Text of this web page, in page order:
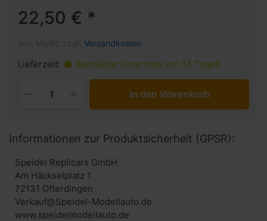
22,50 € *
Versandkosten
Lieferzeit: Bestellbar innerhalb von 14 Tagen
In den Warenkorb
Informationen zur Produktsicherheit (GPSR):
Speidel Replicars GmbH
Am Häckselplatz 1
72131 Ofterdingen
Verkauf@Speidel-Modellauto.de
www.speidelmodellauto.de